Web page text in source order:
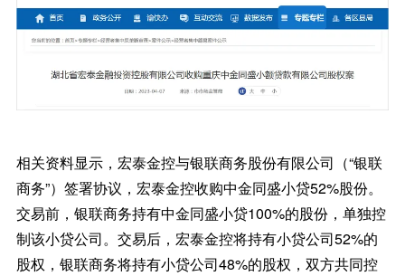
相关资料显示，宏泰金控与银联商务股份有限公司（“银联
商务”）签署协议，宏泰金控收购中金同盛小贷52%股份。
交易前，银联商务持有中金同盛小贷100%的股份，单独控
制该小贷公司。交易后，宏泰金控将持有小贷公司52%的
股权，银联商务将持有小贷公司48%的股权，双方共同控